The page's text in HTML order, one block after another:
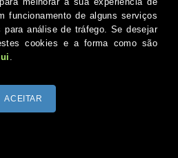
Todos os direitos reservados.
por Optimeios